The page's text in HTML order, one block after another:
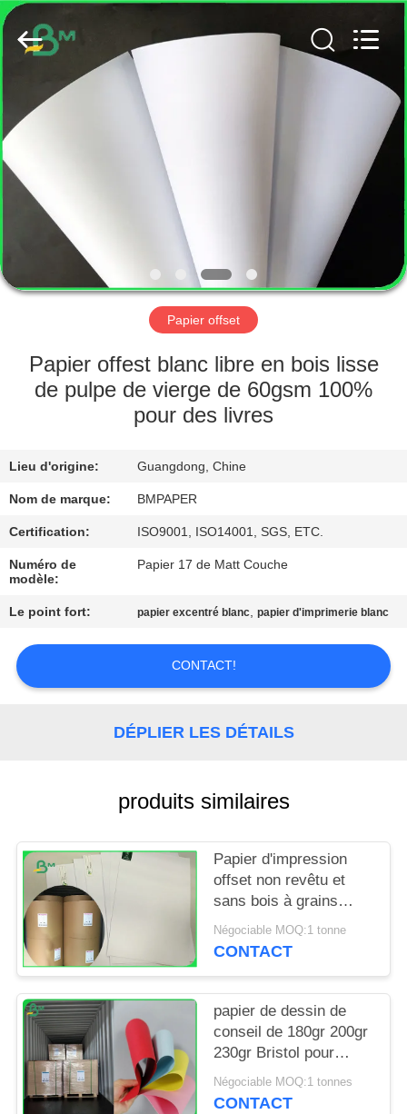
MAISON
PRODUITS
SUJET
DE
NOUS
VISITE
D'USINE
DE
QUALITÉ
CONTACTEZ-
NOUS
NOUVELLES
PRIVACY
POLICY
GUANGZHOU
BMPAPER
LTD..
All
Papier offset
Papier offest blanc libre en bois lisse
de pulpe de vierge de 60gsm 100%
pour des livres
Lieu d'origine: Guangdong, Chine
Nom de marque: BMPAPER
Certification: ISO9001, ISO14001, SGS, ETC.
Numéro de
modèle:
Papier 17 de Matt Couche
Le point fort: papier excentré blanc,papier d'imprimerie blanc
CONTACT!
DÉPLIER LES DÉTAILS
produits similaires
Papier d'impression
offset non revêtu et
sans bois à grains
longs à haute
blancheur
Négociable MOQ:1 tonne
CONTACT
papier de dessin de
conseil de 180gr 200gr
230gr Bristol pour
rendre des insectes
dégradables
Négociable MOQ:1 tonnes
CONTACT